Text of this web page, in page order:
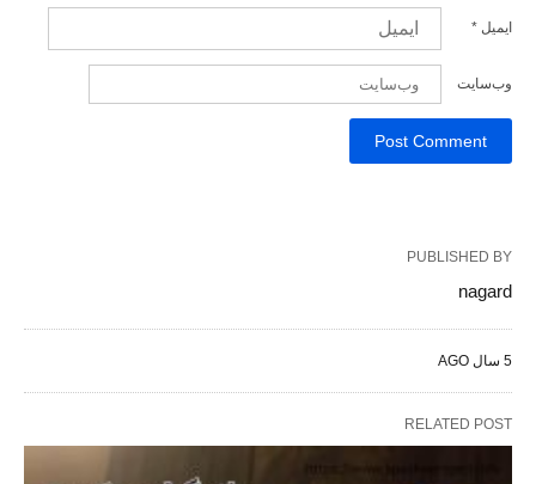
ایمیل *
وب‌سایت
PUBLISHED BY
nagard
5 سال AGO
RELATED POST